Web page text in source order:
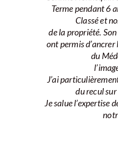
Terme pendant 6
Classé et
de la propriété.
ont permis
du
J’ai
du recul
Je salue l’expertise